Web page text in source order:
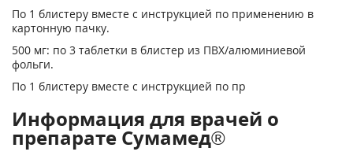
По 1 блистеру вместе с инструкцией по применению в
картонную пачку.
500 мг: по 3 таблетки в блистер из ПВХ/алюминиевой
фольги.
По 1 блистеру вместе с инструкцией по пр
Информация для врачей о
препарате Сумамед®